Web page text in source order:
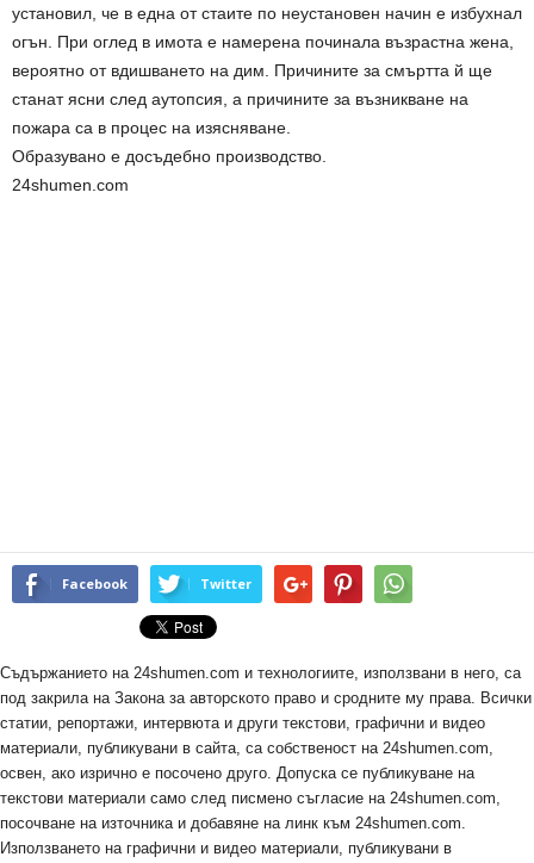
установил, че в една от стаите по неустановен начин е избухнал
огън. При оглед в имота е намерена починала възрастна жена,
вероятно от вдишването на дим. Причините за смъртта й ще
станат ясни след аутопсия, а причините за възникване на
пожара са в процес на изясняване.
Образувано е досъдебно производство.
24shumen.com
Facebook Twitter
Съдържанието на 24shumen.com и технологиите, използвани в него, са
под закрила на Закона за авторското право и сродните му права. Всички
статии, репортажи, интервюта и други текстови, графични и видео
материали, публикувани в сайта, са собственост на 24shumen.com,
освен, ако изрично е посочено друго. Допуска се публикуване на
текстови материали само след писмено съгласие на 24shumen.com,
посочване на източника и добавяне на линк към 24shumen.com.
Използването на графични и видео материали, публикувани в